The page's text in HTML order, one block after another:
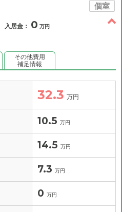
個室
入居金： 0 万円
その他費用
補足情報
32.3 万円
10.5 万円
14.5 万円
7.3 万円
0 万円